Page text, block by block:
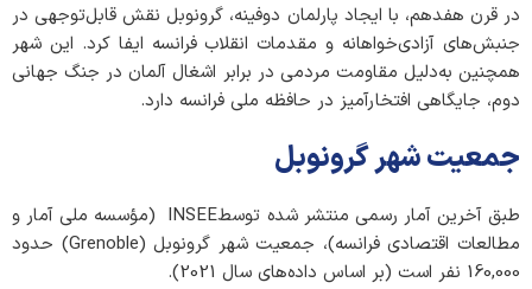
در قرن هفدهم، با ایجاد پارلمان دوفینه، گرونوبل نقش قابل‌توجهی در
جنبش‌های آزادی‌خواهانه و مقدمات انقلاب فرانسه ایفا کرد. این شهر
همچنین به‌دلیل مقاومت مردمی در برابر اشغال آلمان در جنگ جهانی
دوم، جایگاهی افتخارآمیز در حافظه ملی فرانسه دارد.
جمعیت شهر گرونوبل
طبق آخرین آمار رسمی منتشر شده توسطINSEE (مؤسسه ملی آمار و
مطالعات اقتصادی فرانسه)، جمعیت شهر گرونوبل (Grenoble) حدود
160,000 نفر است (بر اساس داده‌های سال 2021).